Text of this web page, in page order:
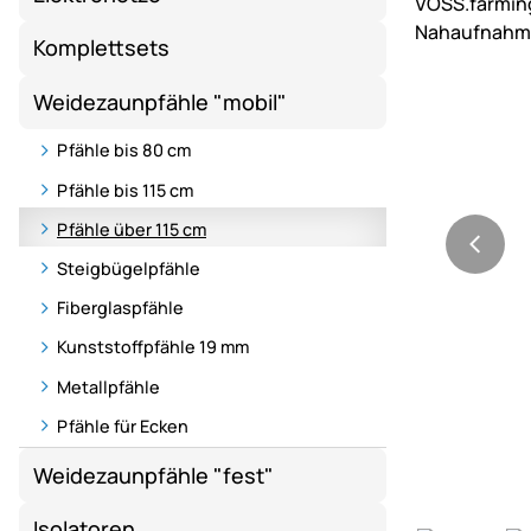
Komplettsets
Weidezaunpfähle "mobil"
Pfähle bis 80 cm
Pfähle bis 115 cm
Pfähle über 115 cm
Steigbügelpfähle
Fiberglaspfähle
Kunststoffpfähle 19 mm
Metallpfähle
Pfähle für Ecken
Weidezaunpfähle "fest"